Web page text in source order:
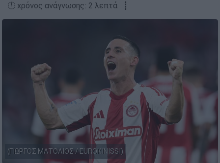
🕛 χρόνος ανάγνωσης: 2 λεπτά ┋
(ΓΙΩΡΓΟΣ ΜΑΤΘΑΙΟΣ / EUROKINISSI)